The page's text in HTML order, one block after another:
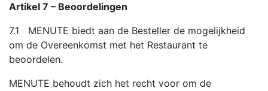
Artikel 7 – Beoordelingen
7.1 MENUTE biedt aan de Besteller de mogelijkheid
om de Overeenkomst met het Restaurant te
beoordelen.
MENUTE behoudt zich het recht voor om de